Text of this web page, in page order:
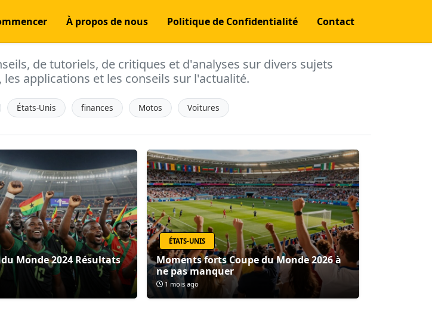
À propos de nous Politique de Confidentialité Contact
de tutoriels, de critiques et d'analyses sur divers sujets
applications et les conseils sur l'actualité.
États-Unis finances Motos Voitures
Monde 2024 Résultats
ÉTATS-UNIS
Moments forts Coupe du Monde 2026 à
ne pas manquer
1 mois ago